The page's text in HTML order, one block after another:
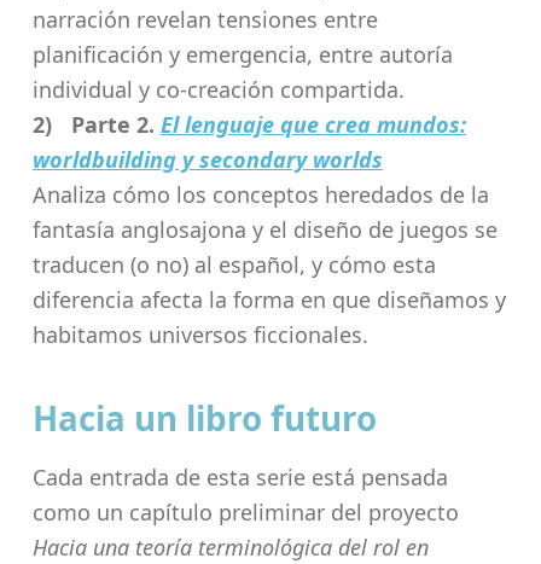
narración revelan tensiones entre
planificación y emergencia, entre autoría
individual y co-creación compartida.
Parte 2. El lenguaje que crea mundos:
worldbuilding y secondary worlds
Analiza cómo los conceptos heredados de la
fantasía anglosajona y el diseño de juegos se
traducen (o no) al español, y cómo esta
diferencia afecta la forma en que diseñamos y
habitamos universos ficcionales.
Hacia un libro futuro
Cada entrada de esta serie está pensada
como un capítulo preliminar del proyecto
Hacia una teoría terminológica del rol en